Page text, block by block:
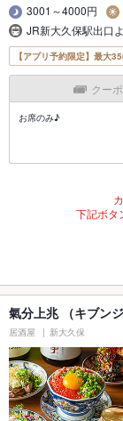
3001～4000円
JR新大久保駅出口
【アプリ予約限定】最大
クー
お席のみ♪
下記ボタ
氣分上兆 （キブン
居酒屋 新大久保